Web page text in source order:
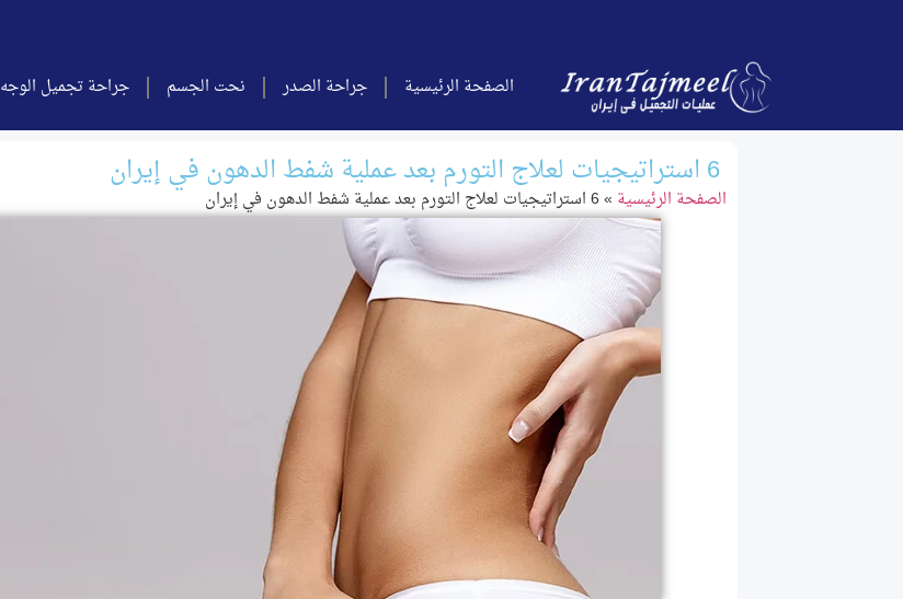
الصفحة الرئیسیة جراحة الصدر نحت الجسم جراحة تجميل الوجه
6 استراتيجيات لعلاج التورم بعد عملية شفط الدهون في إيران
الصفحة الرئیسیة »6 استراتيجيات لعلاج التورم بعد عملية شفط الدهون في إيران